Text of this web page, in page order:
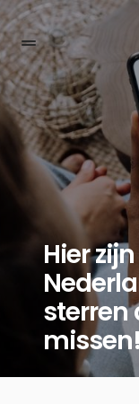
Hier
sterren
missen!